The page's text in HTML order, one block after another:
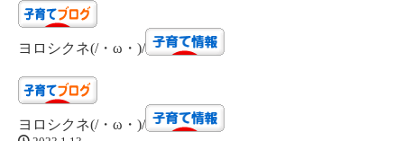
ヨロシクネ(/・ω・)/
ヨロシクネ(/・ω・)/